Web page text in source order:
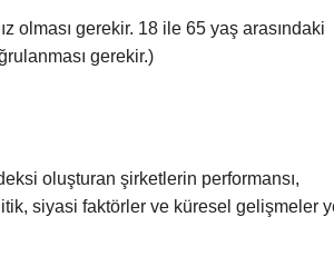
olması gerekir. 18 ile 65 yaş arasındaki
gerekir.)
oluşturan şirketlerin performansı,
siyasi faktörler ve küresel gelişmeler